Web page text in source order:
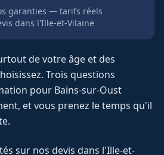
garanties — tarifs réels
dans l'Ille-et-Vilaine
de votre âge et des
Trois questions
pour Bains-sur-Oust
et vous prenez le temps qu'il
sur nos devis dans l'Ille-et-